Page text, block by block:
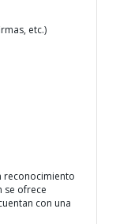
etc.)
reconocimiento
se ofrece
con una